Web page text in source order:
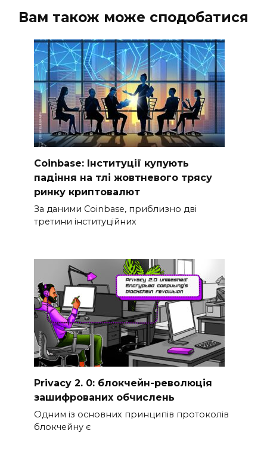
Вам також може сподобатися
Coinbase: Інституції купують
падіння на тлі жовтневого трясу
ринку криптовалют
За даними Coinbase, приблизно дві
третини інституційних
Privacy 2. 0: блокчейн-революція
зашифрованих обчислень
Одним із основних принципів протоколів
блокчейну є